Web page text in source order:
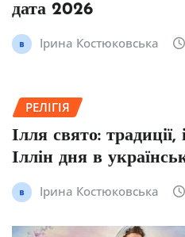
дата 2026
Ірина Костюковська
РЕЛІГІЯ
Ілля свято: традиції,
Іллін дня в
Ірина Костюковська